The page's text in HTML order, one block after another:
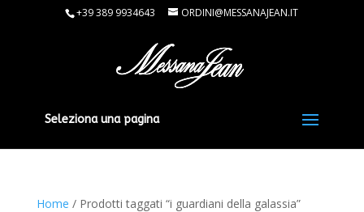
+39 389 9934643 ORDINI@MESSANAJEAN.IT
Seleziona una pagina
Home / Prodotti taggati “i guardiani della galassia”